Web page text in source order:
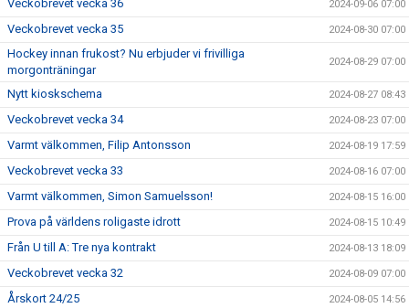
Veckobrevet vecka 36 2024-09-06 07:00
Veckobrevet vecka 35 2024-08-30 07:00
Hockey innan frukost? Nu erbjuder vi frivilliga
morgonträningar
2024-08-29 07:00
Nytt kioskschema 2024-08-27 08:43
Veckobrevet vecka 34 2024-08-23 07:00
Varmt välkommen, Filip Antonsson 2024-08-19 17:59
Veckobrevet vecka 33 2024-08-16 07:00
Varmt välkommen, Simon Samuelsson! 2024-08-15 16:00
Prova på världens roligaste idrott 2024-08-15 10:49
Från U till A: Tre nya kontrakt 2024-08-13 18:09
Veckobrevet vecka 32 2024-08-09 07:00
Årskort 24/25 2024-08-05 14:56